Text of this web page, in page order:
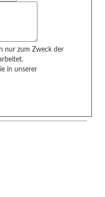
nur zum Zweck der
in unserer